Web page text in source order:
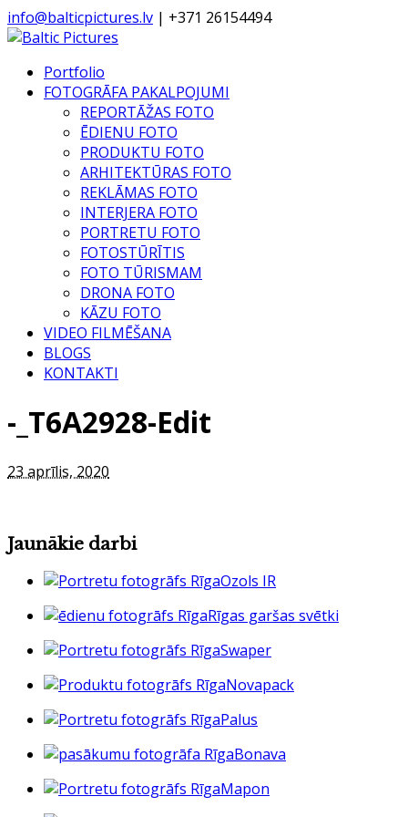
info@balticpictures.lv | +371 26154494
Portfolio
FOTOGRĀFA PAKALPOJUMI
REPORTĀŽAS FOTO
ĒDIENU FOTO
PRODUKTU FOTO
ARHITEKTŪRAS FOTO
REKLĀMAS FOTO
INTERJERA FOTO
PORTRETU FOTO
FOTOSTŪRĪTIS
FOTO TŪRISMAM
DRONA FOTO
KĀZU FOTO
VIDEO FILMĒŠANA
BLOGS
KONTAKTI
-_T6A2928-Edit
23 aprīlis, 2020
Jaunākie darbi
Ozols IR
Rīgas garšas svētki
Swaper
Novapack
Palus
Bonava
Mapon